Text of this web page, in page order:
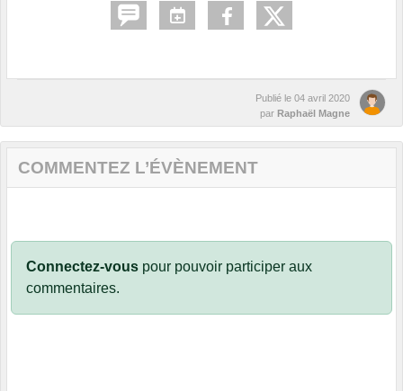
Publié le 04 avril 2020
par Raphaël Magne
COMMENTEZ L’ÉVÈNEMENT
Connectez-vous pour pouvoir participer aux
commentaires.